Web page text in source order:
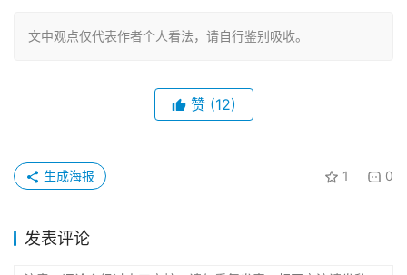
文中观点仅代表作者个人看法，请自行鉴别吸收。
赞 (12)
1 0
生成海报
发表评论